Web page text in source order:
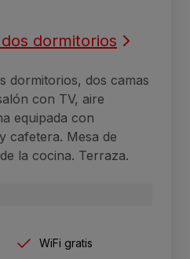
dormitorios
dormitorios, dos camas
con TV, aire
equipada con
cafetera. Mesa de
la cocina. Terraza.
WiFi gratis